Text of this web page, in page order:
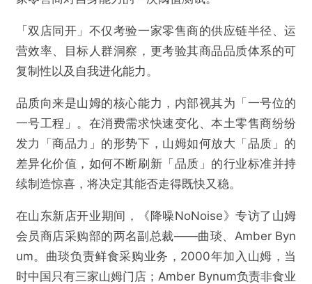
「双店同开」不仅考验一家零售商的供应链半径、运
营效率、目标人群洞察，更考验其商品品质体系的可
复制性以及自我进化能力。
品质向来是山姆的核心能力，内部视其为「一号位的
一号工程」。在消费需求快速变化、本土零售商纷纷
发力「商品力」的形势下，山姆如何放大「品质」的
差异化价值，如何不断刷新「品质」的行业标准并持
续制造惊喜，将决定其能否走得既快又稳。
在山东新店开业期间，《降噪NoNoise》专访了山姆
会员商店采购部的两名副总裁——曲琰、Amber Byn
um。曲琰负责鲜食采购业务，2000年加入山姆，当
时中国只有三家山姆门店；Amber Bynum负责非食业